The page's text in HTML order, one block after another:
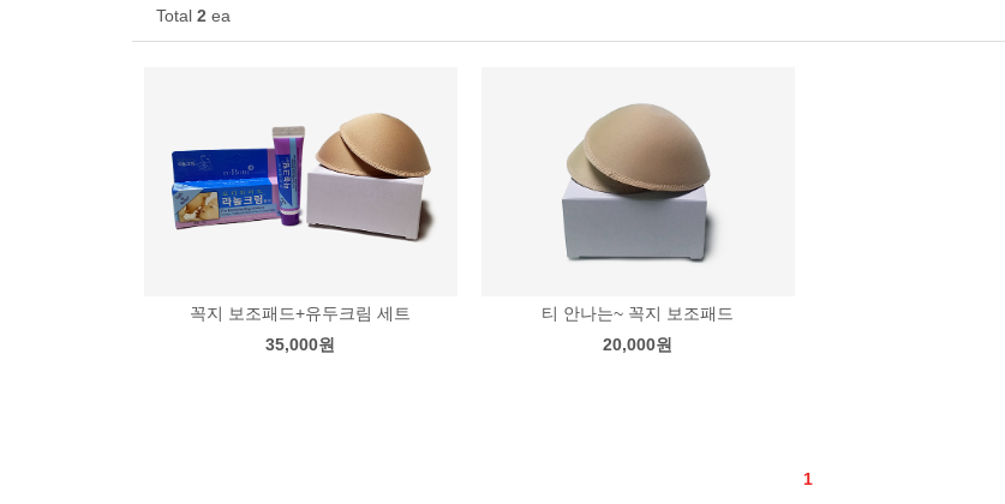
Total 2 ea
꼭지 보조패드+유두크림 세트
35,000원
티 안나는~ 꼭지 보조패드
20,000원
1